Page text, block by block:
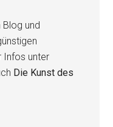
Blog und
Infos unter
Die Kunst des